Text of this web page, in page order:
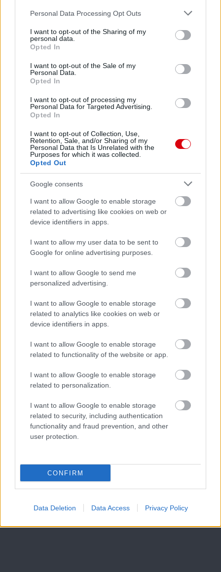
Please note that this website/app uses one or more Google
not limited to your visit or usage behaviour. You may click to
grant or deny consent to Google and its third-party tags to
use your data for below specified purposes in below Google
consent section.
Personal Data Processing Opt Outs
I want to opt-out of the Sharing of my
personal data.
Opted In
I want to opt-out of the Sale of my
Personal Data.
Opted In
I want to opt-out of processing my
Personal Data for Targeted Advertising.
Opted In
I want to opt-out of Collection, Use,
Retention, Sale, and/or Sharing of my
Personal Data that Is Unrelated with the
Purposes for which it was collected.
Opted Out
Google consents
I want to allow Google to enable storage
related to advertising like cookies on web or
device identifiers in apps.
I want to allow my user data to be sent to
Google for online advertising purposes.
I want to allow Google to send me
personalized advertising.
I want to allow Google to enable storage
related to analytics like cookies on web or
device identifiers in apps.
I want to allow Google to enable storage
related to functionality of the website or app.
I want to allow Google to enable storage
related to personalization.
I want to allow Google to enable storage
related to security, including authentication
functionality and fraud prevention, and other
user protection.
CONFIRM
Data Deletion Data Access Privacy Policy